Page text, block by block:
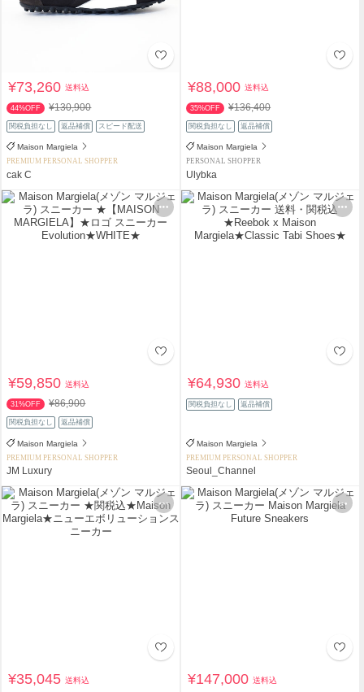
¥73,260送料込
44%OFF ¥130,900
関税負担なし 返品補償 スピード配送
Maison Margiela
PREMIUM PERSONAL SHOPPER
cak C
¥88,000送料込
35%OFF ¥136,400
関税負担なし 返品補償
Maison Margiela
PERSONAL SHOPPER
Ulybka
¥59,850送料込
31%OFF ¥86,900
関税負担なし 返品補償
Maison Margiela
PREMIUM PERSONAL SHOPPER
JM Luxury
¥64,930送料込
関税負担なし 返品補償
Maison Margiela
PREMIUM PERSONAL SHOPPER
Seoul_Channel
¥35,045送料込 ¥147,000送料込